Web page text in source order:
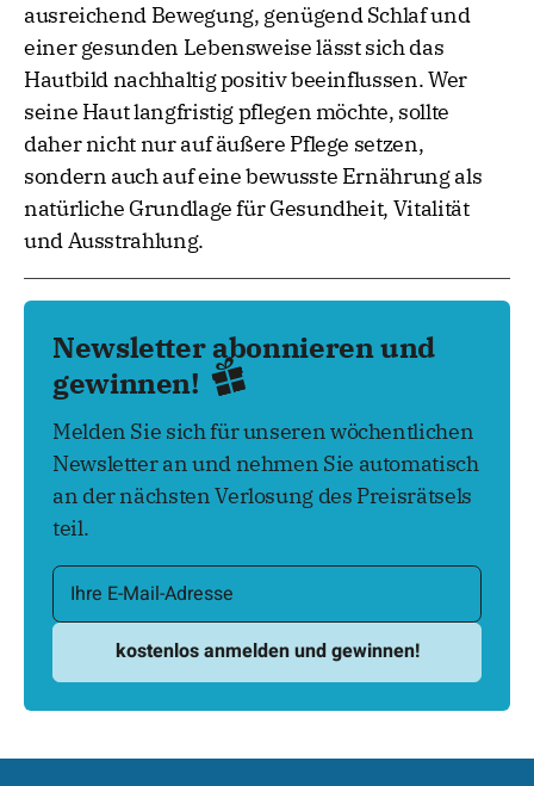
ausreichend Bewegung, genügend Schlaf und
einer gesunden Lebensweise lässt sich das
Hautbild nachhaltig positiv beeinflussen. Wer
seine Haut langfristig pflegen möchte, sollte
daher nicht nur auf äußere Pflege setzen,
sondern auch auf eine bewusste Ernährung als
natürliche Grundlage für Gesundheit, Vitalität
und Ausstrahlung.
Newsletter abonnieren und
gewinnen!
Melden Sie sich für unseren wöchentlichen
Newsletter an und nehmen Sie automatisch
an der nächsten Verlosung des Preisrätsels
teil.